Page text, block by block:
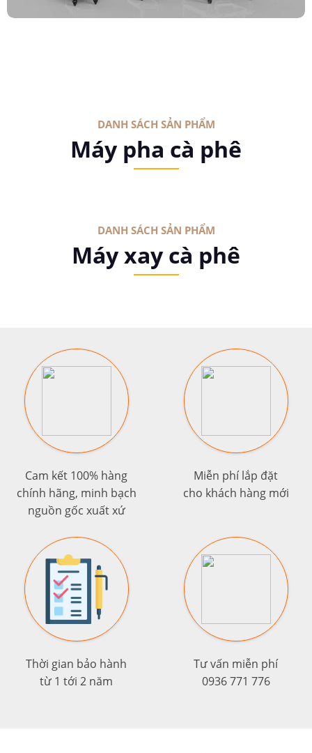
DANH SÁCH SẢN PHẨM
Máy pha cà phê
DANH SÁCH SẢN PHẨM
Máy xay cà phê
Cam kết 100% hàng
chính hãng, minh bạch
nguồn gốc xuất xứ
Miễn phí lắp đặt
cho khách hàng mới
Thời gian bảo hành
từ 1 tới 2 năm
Tư vấn miễn phí
0936 771 776